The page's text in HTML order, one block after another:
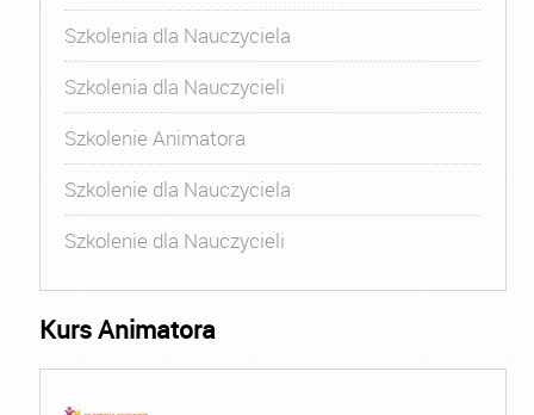
Szkolenia dla Nauczyciela
Szkolenia dla Nauczycieli
Szkolenie Animatora
Szkolenie dla Nauczyciela
Szkolenie dla Nauczycieli
Kurs Animatora